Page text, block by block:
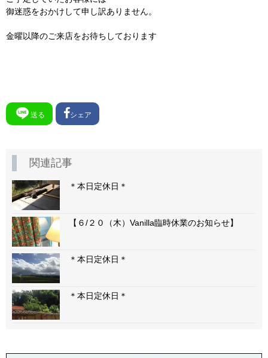
御迷惑をおかけして申し訳ありません。
金曜以降のご来店をお待ちしております
送る シェア
関連記事
＊本日定休日＊
【６/２０（木）Vanilla臨時休業のお知らせ】
＊本日定休日＊
＊本日定休日＊